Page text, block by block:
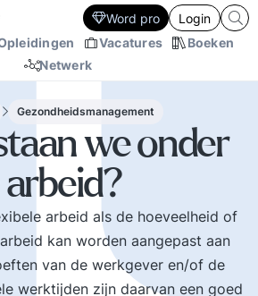
Vacatures
Boeken
Netwerk
Word pro Login
Gezondheidsmanagement
we onder
arbeid als de hoeveelheid of
kan worden aangepast aan
van de werkgever en/of de
werktijden zijn daarvan een goed